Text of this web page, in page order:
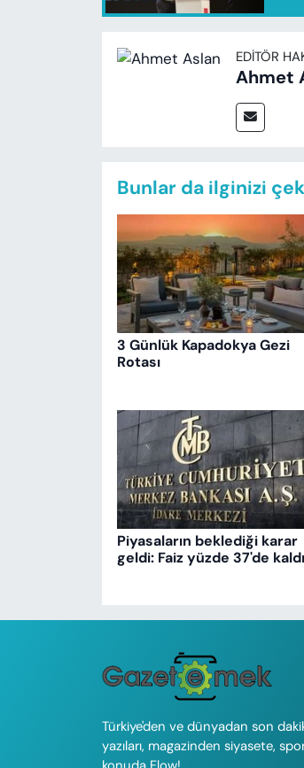
EDITÖR
Ahmet
Bunlar da ilginizi
3 Günlük Kapadokya Gezi
Rotası
Piyasaların beklediği karar
geldi: Faiz yüzde 37'de kaldı
Türkiye'den ve dünyadan son
yazıları, magazinden siyasete,